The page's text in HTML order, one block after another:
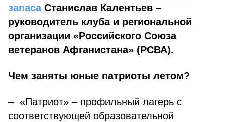
запасаСтанислав Калентьев –
руководитель клуба и региональной
организации «Российского Союза
ветеранов Афганистана» (РСВА).
Чем заняты юные патриоты летом?
– «Патриот» – профильный лагерь с
соответствующей образовательной